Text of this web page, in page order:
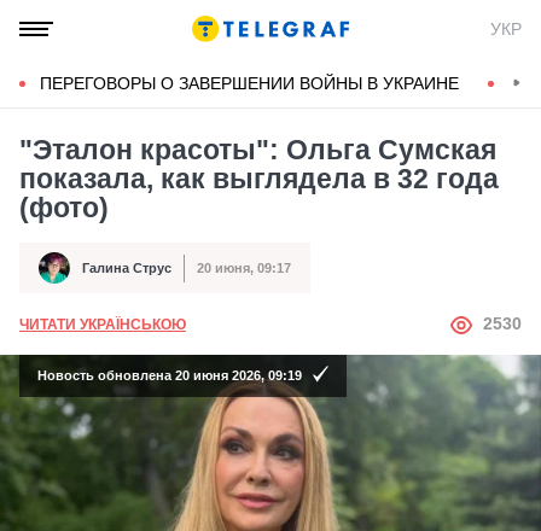
УКР
ПЕРЕГОВОРЫ О ЗАВЕРШЕНИИ ВОЙНЫ В УКРАИНЕ
"Эталон красоты": Ольга Сумская
показала, как выглядела в 32 года
(фото)
Автор Галина Струс
Дата публикации 20 июня, 09:17
ЧИТАТИ УКРАЇНСЬКОЮ АВТОР
2530
Новость обновлена 20 июня 2026, 09:19